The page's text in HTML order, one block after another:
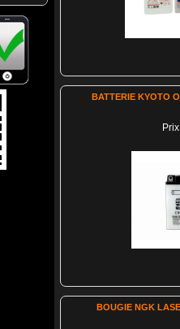
BATTERIE KYOTO
BOUGIE NGK